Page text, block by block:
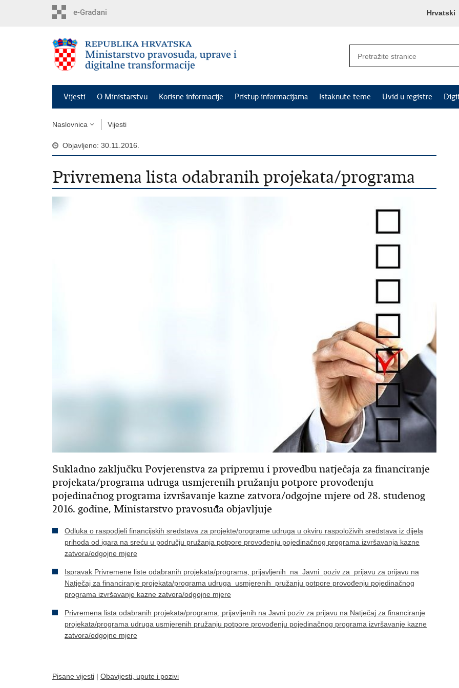
Hrvatski
Vijesti O Ministarstvu Korisne informacije Pristup informacijama Istaknute teme Uvid u registre
Naslovnica Vijesti
Objavljeno: 30.11.2016.
Privremena lista odabranih projekata/programa
Sukladno zaključku Povjerenstva za pripremu i provedbu natječaja za financiranje
projekata/programa udruga usmjerenih pružanju potpore provođenju
pojedinačnog programa izvršavanje kazne zatvora/odgojne mjere od 28. studenog
2016. godine, Ministarstvo pravosuđa objavljuje
Odluka o raspodjeli financijskih sredstava za projekte/programe udruga u okviru raspoloživih sredstava iz dijela
prihoda od igara na sreću u području pružanja potpore provođenju pojedinačnog programa izvršavanja kazne
zatvora/odgojne mjere
​Ispravak Privremene liste odabranih projekata/programa, prijavljenih na Javni poziv za prijavu za prijavu na
Natječaj za financiranje projekata/programa udruga usmjerenih pružanju potpore provođenju pojedinačnog
programa izvršavanje kazne zatvora/odgojne mjere
Privremena lista odabranih projekata/programa, prijavljenih na Javni poziv za prijavu na Natječaj za financiranje
projekata/programa udruga usmjerenih pružanju potpore provođenju pojedinačnog programa izvršavanje kazne
zatvora/odgojne mjere
Pisane vijesti | Obavijesti, upute i pozivi